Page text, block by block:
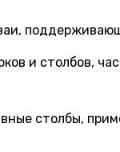
и столбов,
столбы,